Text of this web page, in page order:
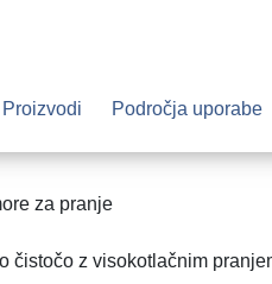
Proizvodi Področja uporabe
za pranje